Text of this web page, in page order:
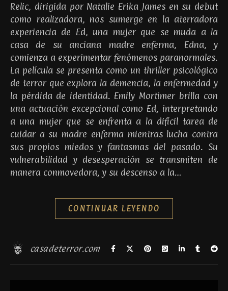
Relic, dirigida por Natalie Erika James en su debut
como realizadora, nos sumerge en la aterradora
experiencia de Ed, una mujer que se muda a la
casa de su anciana madre enferma, Edna, y
comienza a experimentar fenómenos paranormales.
La película se presenta como un thriller psicológico
de terror que explora la demencia, la enfermedad y
la pérdida de identidad. Emily Mortimer brilla con
una actuación excepcional como Ed, interpretando
a una mujer que se enfrenta a la difícil tarea de
cuidar a su madre enferma mientras lucha contra
sus propios miedos y fantasmas del pasado. Su
vulnerabilidad y desesperación se transmiten de
manera conmovedora, y su descenso a la…
CONTINUAR LEYENDO
casadeterror.com